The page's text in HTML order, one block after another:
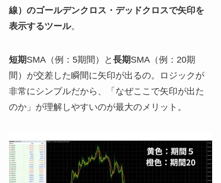
線）のゴールデンクロス・デッドクロスで矢印を
表示するツール。
短期SMA（例：5期間）と 長期SMA（例：20期
間）が交差した瞬間に矢印が出るの。ロジックが
非常にシンプルだから、「なぜここで矢印が出た
のか」が理解しやすいのが最大のメリット。